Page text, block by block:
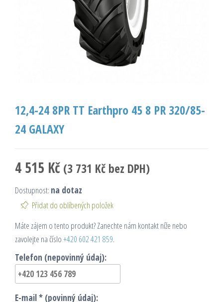
12,4-24 8PR TT Earthpro 45 8 PR 320/85-
24 GALAXY
4 515 Kč (3 731 Kč bez DPH)
Dostupnost: na dotaz
Přidat do oblíbených položek
Máte zájem o tento produkt? Zanechte nám kontakt níže nebo
zavolejte na číslo+420 602 421 859.
Telefon (nepovinný údaj):
E-mail * (povinný údaj):